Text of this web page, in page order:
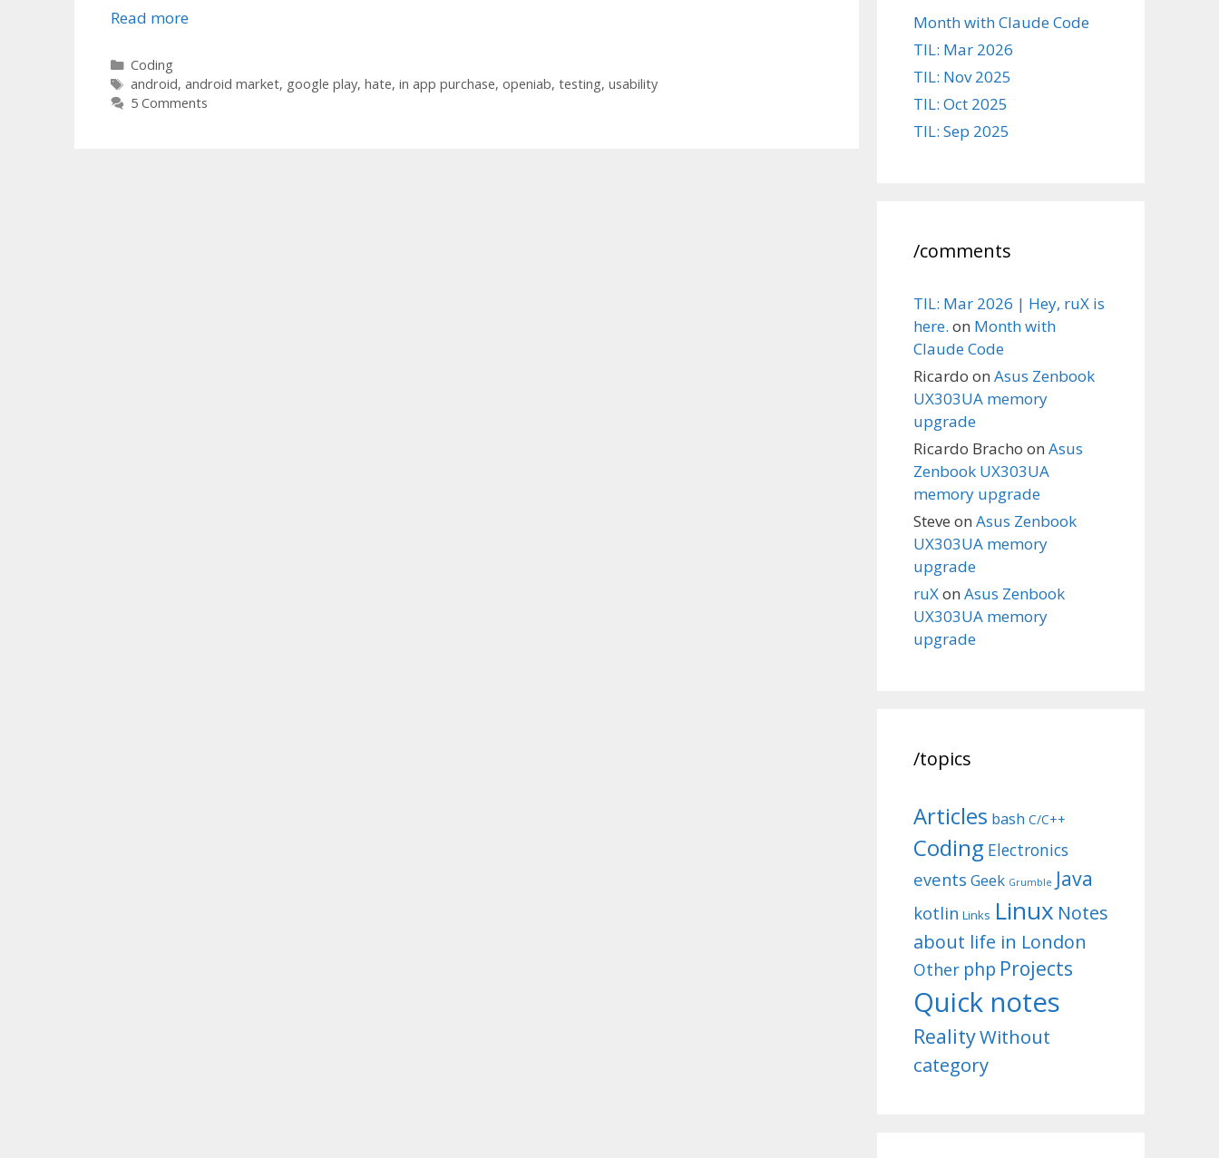
Read more
Categories
Coding
Tags
android, android market, google play, hate, in app purchase, openiab, testing, usability
5 Comments
Month with Claude Code
TIL: Mar 2026
TIL: Nov 2025
TIL: Oct 2025
TIL: Sep 2025
/comments
TIL: Mar 2026 | Hey, ruX is
here. on Month with
Claude Code
Ricardo on Asus Zenbook
UX303UA memory
upgrade
Ricardo Bracho on Asus
Zenbook UX303UA
memory upgrade
Steve on Asus Zenbook
UX303UA memory
upgrade
ruXon Asus Zenbook
UX303UA memory
upgrade
/topics
Articles bash C/C++
Coding Electronics
events Geek Grumble Java
kotlin Links Linux Notes
about life in London
Other php Projects
Quick notes
RealityWithout
category